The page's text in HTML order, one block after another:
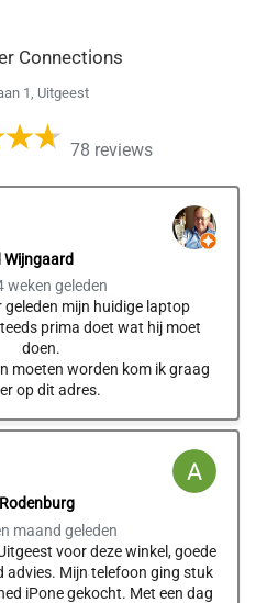
Connections
1, Uitgeest
78 reviews
Wijngaard
weken geleden
geleden mijn huidige laptop
prima doet wat hij moet
doen.
moeten worden kom ik graag
op dit adres.
maand geleden
voor deze winkel, goede
advies. Mijn telefoon ging stuk
iPone gekocht. Met een dag